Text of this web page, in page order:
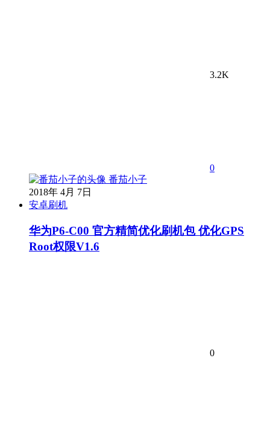
3.2K
0
番茄小子
2018年 4月 7日
安卓刷机
华为P6-C00 官方精简优化刷机包 优化GPS
Root权限V1.6
0